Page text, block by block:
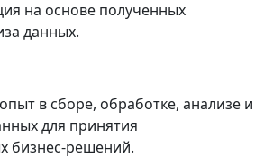
на основе полученных
данных.
опыт в сборе, обработке, анализе и
для принятия
бизнес-решений.